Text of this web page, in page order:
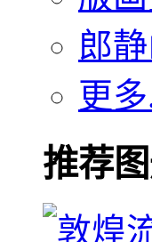
郎
更
推荐